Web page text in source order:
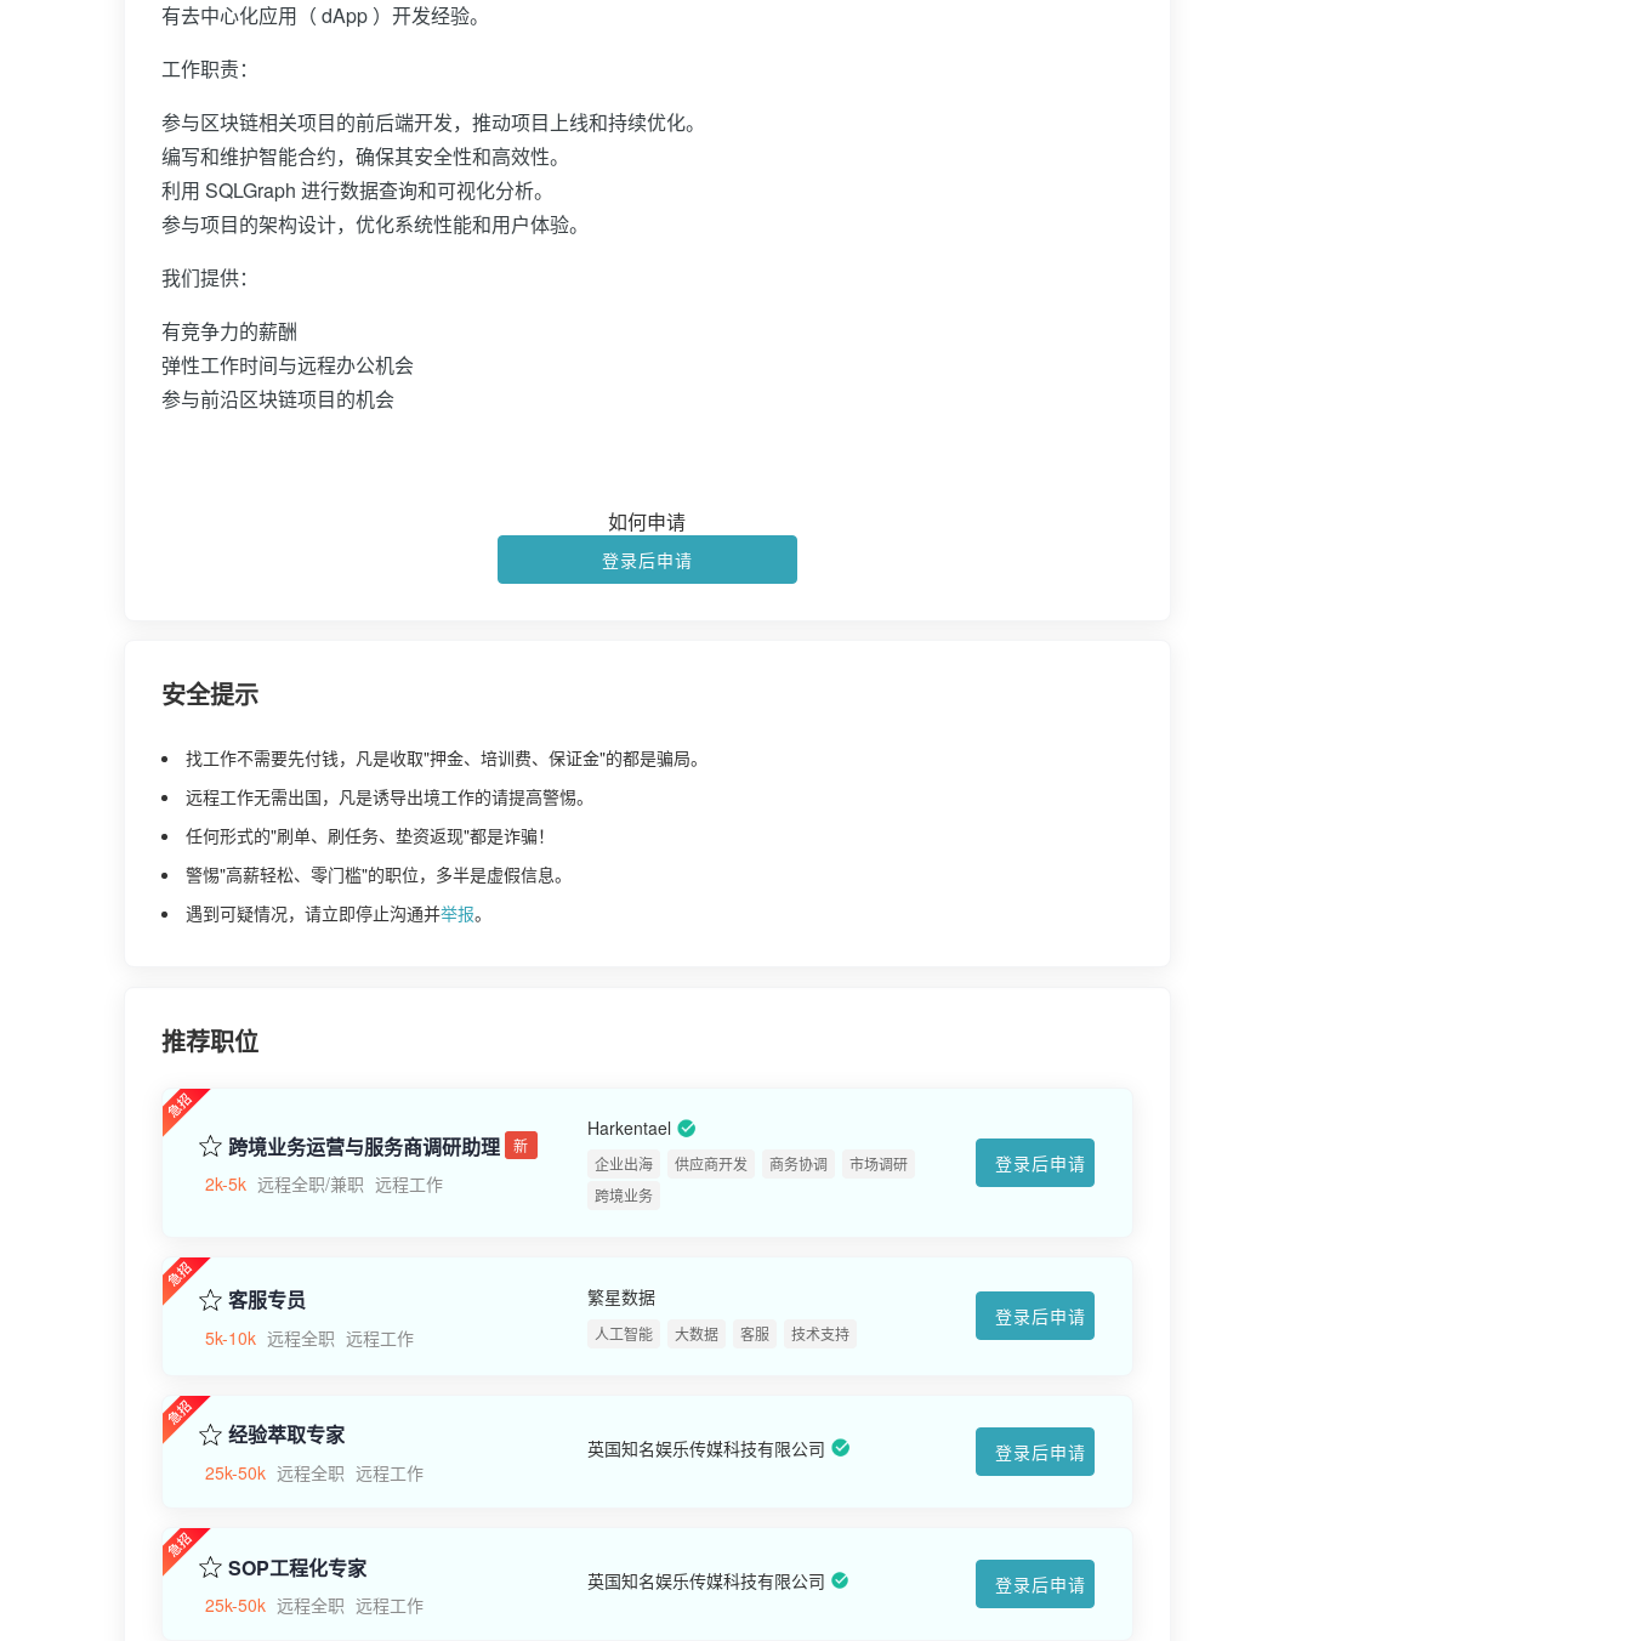
有去中心化应用（ dApp ）开发经验。
工作职责：
参与区块链相关项目的前后端开发，推动项目上线和持续优化。
编写和维护智能合约，确保其安全性和高效性。
利用 SQLGraph 进行数据查询和可视化分析。
参与项目的架构设计，优化系统性能和用户体验。
我们提供：
有竞争力的薪酬
弹性工作时间与远程办公机会
参与前沿区块链项目的机会
如何申请
登录后申请
安全提示
找工作不需要先付钱，凡是收取"押金、培训费、保证金"的都是骗局。
远程工作无需出国，凡是诱导出境工作的请提高警惕。
任何形式的"刷单、刷任务、垫资返现"都是诈骗！
警惕"高薪轻松、零门槛"的职位，多半是虚假信息。
遇到可疑情况，请立即停止沟通并举报。
推荐职位
跨境业务运营与服务商调研助理 新
2k-5k 远程全职/兼职 远程工作
Harkentael
企业出海 供应商开发 商务协调
市场调研
跨境业务
登录后申请
客服专员
5k-10k 远程全职 远程工作
繁星数据
人工智能 大数据 客服 技术支持
登录后申请
经验萃取专家
25k-50k 远程全职 远程工作
英国知名娱乐传媒科技有限公司 登录后申请
SOP工程化专家
25k-50k 远程全职 远程工作
英国知名娱乐传媒科技有限公司 登录后申请